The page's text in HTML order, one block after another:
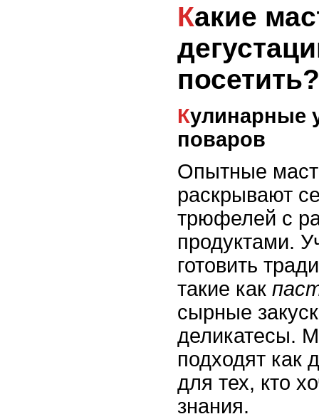
Какие мастер-классы и
посетить?
Кулинарные уроки от шеф-
поваров
Опытные
раскрывают
трюфелей с
продуктами.
готовить
такие как
сырные
деликатесы.
подходят как
для тех, кто
знания.